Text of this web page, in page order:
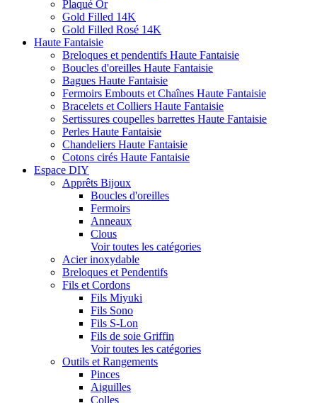
Plaqué Or
Gold Filled 14K
Gold Filled Rosé 14K
Haute Fantaisie
Breloques et pendentifs Haute Fantaisie
Boucles d'oreilles Haute Fantaisie
Bagues Haute Fantaisie
Fermoirs Embouts et Chaînes Haute Fantaisie
Bracelets et Colliers Haute Fantaisie
Sertissures coupelles barrettes Haute Fantaisie
Perles Haute Fantaisie
Chandeliers Haute Fantaisie
Cotons cirés Haute Fantaisie
Espace DIY
Apprêts Bijoux
Boucles d'oreilles
Fermoirs
Anneaux
Clous
Voir toutes les catégories
Acier inoxydable
Breloques et Pendentifs
Fils et Cordons
Fils Miyuki
Fils Sono
Fils S-Lon
Fils de soie Griffin
Voir toutes les catégories
Outils et Rangements
Pinces
Aiguilles
Colles